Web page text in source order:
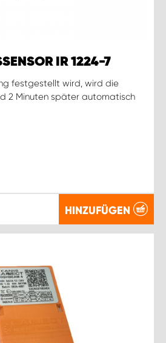
IR 1224-7
festgestellt wird, wird die
2 Minuten später automatisch
HINZUFÜGEN